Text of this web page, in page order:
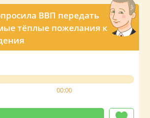
ВВП передать
тёплые пожелания к
00:00